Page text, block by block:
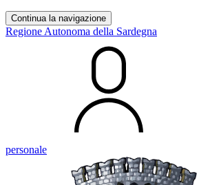
Continua la navigazione
Regione Autonoma della Sardegna
personale